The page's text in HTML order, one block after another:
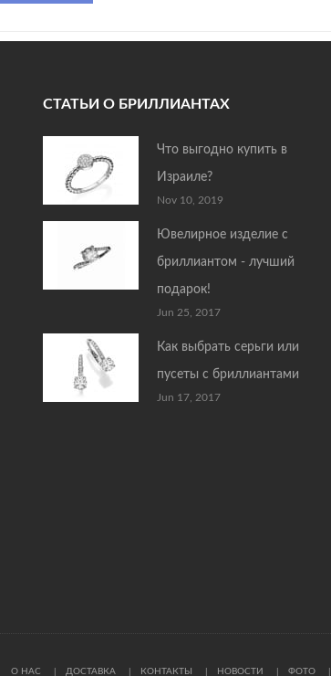
СТАТЬИ О БРИЛЛИАНТАХ
Что выгодно купить в
Израиле?
Nov 10, 2019
Ювелирное изделие с
бриллиантом - лучший
подарок!
Jun 25, 2017
Как выбрать серьги или
пусеты с бриллиантами
Jun 17, 2017
О НАС ДОСТАВКА КОНТАКТЫ НОВОСТИ ФОТО